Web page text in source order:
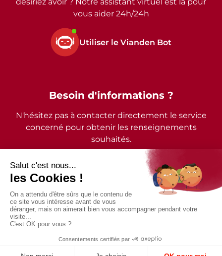
vous aider 24h/24h
Utiliser le Vianden Bot
Besoin d'informations ?
N'hésitez pas à contacter directement le service
concerné pour obtenir les renseignements
souhaités.
2026 - © Commune de Vianden - Tous droits réservés
Politique de confidentialité